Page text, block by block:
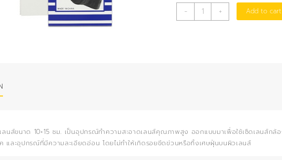
-
กระดาษ
เช็ด
+ Add to cart
เลนส์ขนาด 10×15 ซม. เป็นอุปกรณ์ทำความสะอาดเลนส์คุณภาพสูง ออกแบบมาเพื่อใช้เช็ดเลนส์ก
และอุปกรณ์ที่มีความละเอียดอ่อน โดยไม่ทำให้เกิดรอยขีดข่วนหรือทิ้งเศษฝุ่นบนผิวเลนส์